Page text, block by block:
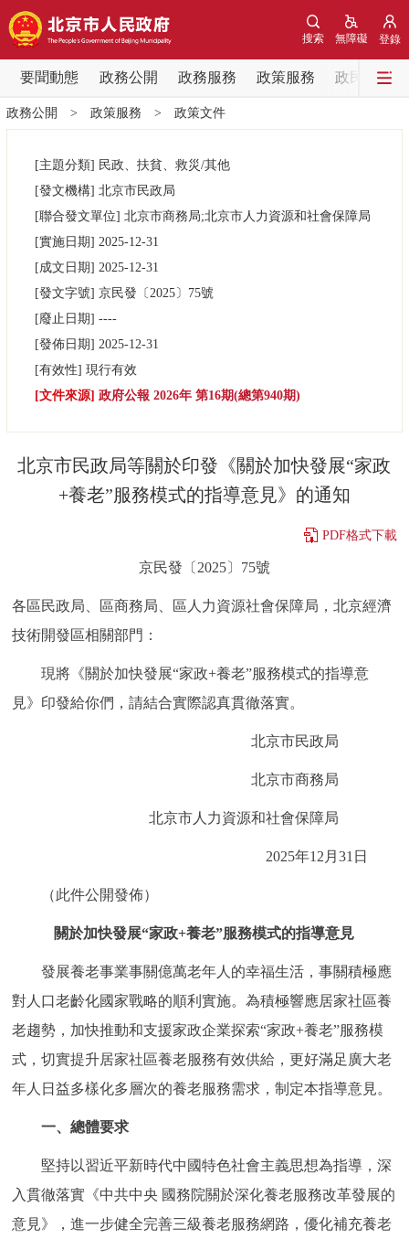
登錄
無障礙
搜索
要聞動態 政務公開 政務服務 政策服務 政民互動
要聞動態
黨中央精神 國務院資訊
北京要聞 會議資訊
政務公開
市領導
政策兌現
決策公開 專題公開
政務服務
部門服務
仲介服務
政民互動
圖説互動
綠色北京 圖説北京 視頻北京
多語種
ENGLISH 한국어 日本語
ESPAÑOL
政務公開 > 政策服務 > 政策文件
[主題分類] 民政、扶貧、救災/其他
[發文機構] 北京市民政局
[聯合發文單位] 北京市商務局;北京市人力資源和社會保障局
[實施日期] 2025-12-31
[成文日期] 2025-12-31
[發文字號] 京民發 〔2025〕 75號
[廢止日期] ----
[發佈日期] 2025-12-31
[有效性] 現行有效
[文件來源] 政府公報 2026年 第16期(總第940期)
北京市民政局等關於印發《關於加快發展“家政
+養老”服務模式的指導意見》的通知
PDF格式下載
京民發〔2025〕75號
各區民政局、區商務局、區人力資源社會保障局，北京經濟
技術開發區相關部門：
現將《關於加快發展“家政+養老”服務模式的指導意
見》印發給你們，請結合實際認真貫徹落實。
北京市民政局
北京市商務局
北京市人力資源和社會保障局
2025年12月31日
（此件公開發佈）
關於加快發展“家政+養老”服務模式的指導意見
發展養老事業事關億萬老年人的幸福生活，事關積極應
對人口老齡化國家戰略的順利實施。為積極響應居家社區養
老趨勢，加快推動和支援家政企業探索“家政+養老”服務模
式，切實提升居家社區養老服務有效供給，更好滿足廣大老
年人日益多樣化多層次的養老服務需求，制定本指導意見。
一、總體要求
堅持以習近平新時代中國特色社會主義思想為指導，深
入貫徹落實《中共中央 國務院關於深化養老服務改革發展的
意見》，進一步健全完善三級養老服務網路，優化補充養老